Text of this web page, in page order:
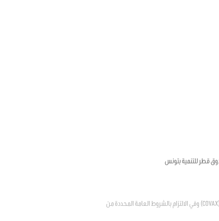
قطر للتنمية بتونس
يتعلق بالترخيص للدولة في الانضمام إلى المبادرة العالمية لتسهيل إتاحة اللقاحات ضد فيروس كوفيد – 19 "كوفاكس" (COVAX) وفي الالتزام بالشروط العامة المحددة من